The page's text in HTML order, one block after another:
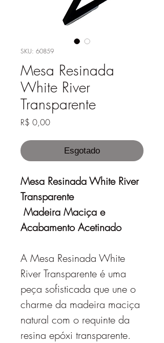
SKU: 60859
Mesa Resinada
White River
Transparente
R$ 0,00Preço
Esgotado
Mesa Resinada White River
Transparente
Madeira Maciça e
Acabamento Acetinado
A Mesa Resinada White
River Transparente é uma
peça sofisticada que une o
charme da madeira maciça
natural com o requinte da
resina epóxi transparente.